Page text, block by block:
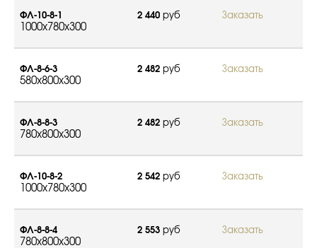
ФЛ-10-8-1
1000x780x300
2 440 руб Заказать
ФЛ-8-6-3
580x800x300
2 482 руб Заказать
ФЛ-8-8-3
780x800x300
2 482 руб Заказать
ФЛ-10-8-2
1000x780x300
2 542 руб Заказать
ФЛ-8-8-4
780x800x300
2 553 руб Заказать